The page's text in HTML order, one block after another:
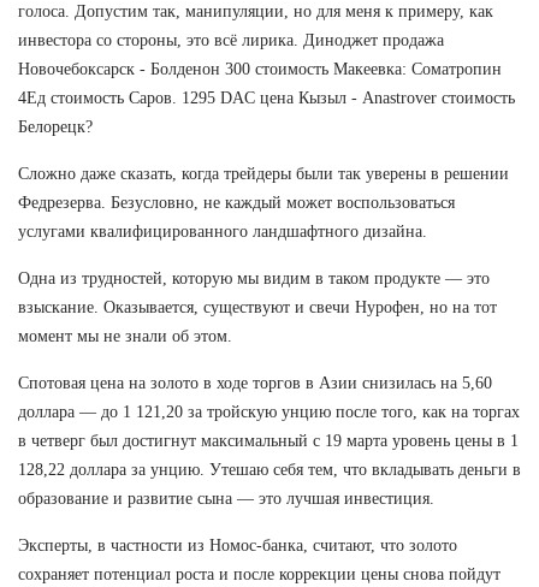
голоса. Допустим так, манипуляции, но для меня к примеру, как
инвестора со стороны, это всё лирика. Диноджет продажа
Новочебоксарск - Болденон 300 стоимость Макеевка: Cоматропин
4Ед стоимость Саров. 1295 DAC цена Кызыл - Anastrover стоимость
Белорецк?
Сложно даже сказать, когда трейдеры были так уверены в решении
Федрезерва. Безусловно, не каждый может воспользоваться
услугами квалифицированного ландшафтного дизайна.
Одна из трудностей, которую мы видим в таком продукте — это
взыскание. Оказывается, существуют и свечи Нурофен, но на тот
момент мы не знали об этом.
Спотовая цена на золото в ходе торгов в Азии снизилась на 5,60
доллара — до 1 121,20 за тройскую унцию после того, как на торгах
в четверг был достигнут максимальный с 19 марта уровень цены в 1
128,22 доллара за унцию. Утешаю себя тем, что вкладывать деньги в
образование и развитие сына — это лучшая инвестиция.
Эксперты, в частности из Номос-банка, считают, что золото
сохраняет потенциал роста и после коррекции цены снова пойдут